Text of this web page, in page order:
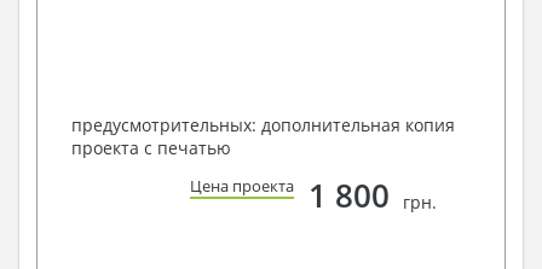
предусмотрительных: дополнительная копия
проекта с печатью
Цена проекта 1 800 грн.